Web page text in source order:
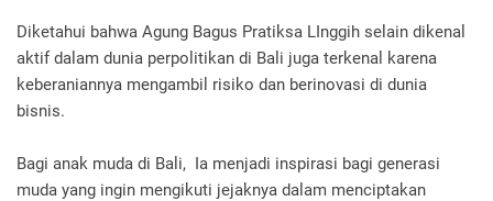
Diketahui bahwa Agung Bagus Pratiksa LInggih selain dikenal
aktif dalam dunia perpolitikan di Bali juga terkenal karena
keberaniannya mengambil risiko dan berinovasi di dunia
bisnis.
Bagi anak muda di Bali, Ia menjadi inspirasi bagi generasi
muda yang ingin mengikuti jejaknya dalam menciptakan